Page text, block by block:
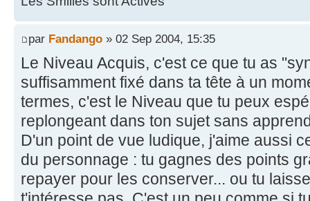
par Fandango » 02 Sep 2004, 15:35
Le Niveau Acquis, c'est ce que tu as
suffisamment fixé dans ta tête à un
termes, c'est le Niveau que tu peux
replongeant dans ton sujet sans
D'un point de vue ludique, j'aime aussi
du personnage : tu gagnes des points
repayer pour les conserver... ou tu